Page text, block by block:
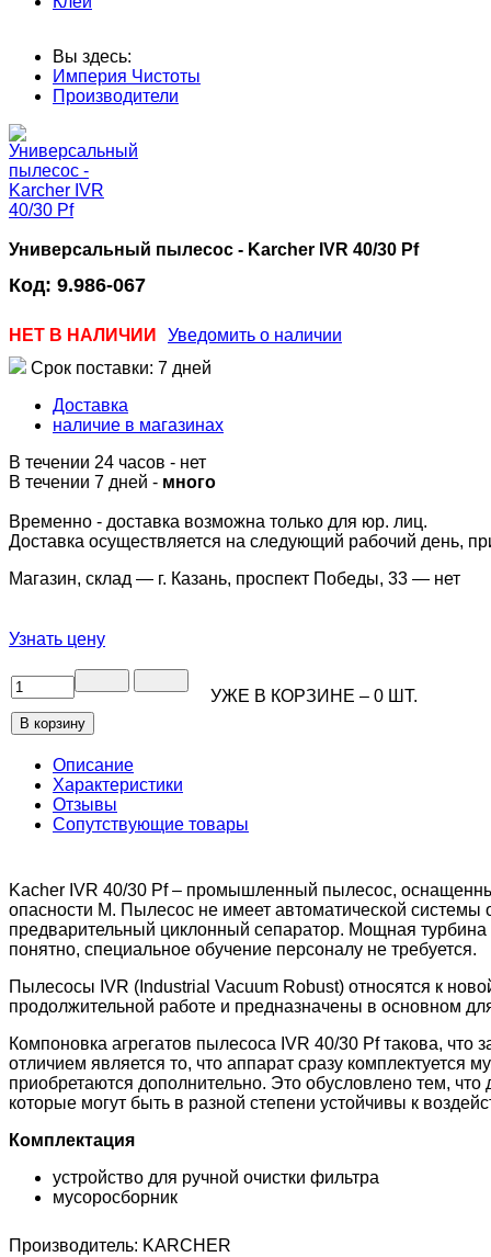
Вы здесь:
Империя Чистоты
Производители
Универсальный пылесос - Karcher IVR 40/30 Pf
Код: 9.986-067
НЕТ В НАЛИЧИИ
Уведомить о наличии
Срок поставки: 7 дней
Доставка
наличие в магазинах
В течении 24 часов - нет
В течении 7 дней - много
Временно - доставка возможна только для юр. лиц.
Доставка осуществляется на следующий рабочий день,
Магазин, склад — г. Казань, проспект Победы, 33 — нет
Узнать цену
УЖЕ В КОРЗИНЕ – 0 ШТ.
Описание
Характеристики
Отзывы
Сопутствующие товары
Kacher IVR 40/30 Pf – промышленный пылесос,
опасности М. Пылесос не имеет автоматической системы
предварительный циклонный сепаратор. Мощная
понятно, специальное обучение персоналу не требуется.
Пылесосы IVR (Industrial Vacuum Robust) относятся к
продолжительной работе и предназначены в основном
Компоновка агрегатов пылесоса IVR 40/30 Pf такова,
отличием является то, что аппарат сразу
приобретаются дополнительно. Это обусловлено тем,
которые могут быть в разной степени устойчивы к
Комплектация
устройство для ручной очистки фильтра
мусоросборник
Производитель: KARCHER